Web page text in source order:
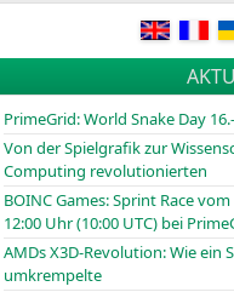
PrimeGrid: World Snake Day
Von der Spielgrafik zur
Computing revolutionierten
BOINCGames: Sprint Race
12:00 Uhr (10:00 UTC) bei
AMDs X3D-Revolution: Wie ein
umkrempelte